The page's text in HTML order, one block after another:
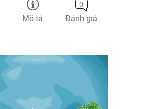
Mô tả
0
Đánh giá